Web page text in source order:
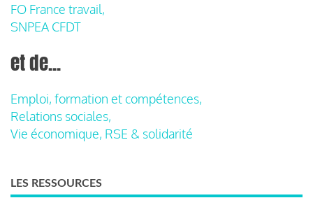
FO France travail,
SNPEA CFDT
et de...
Emploi, formation et compétences,
Relations sociales,
Vie économique, RSE & solidarité
LES RESSOURCES